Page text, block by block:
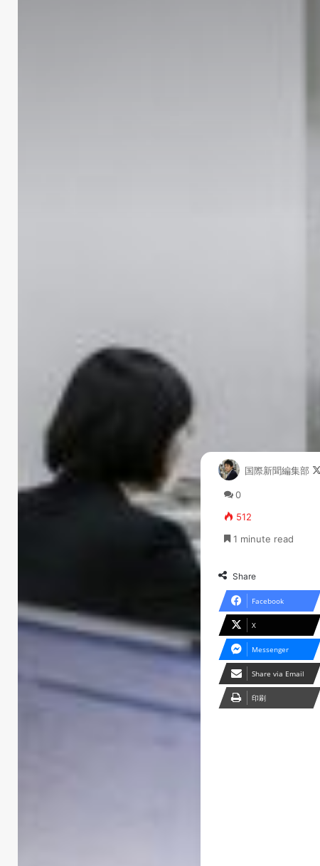
国際新聞編集部
0
512
1 minute read
Share
Facebook
X
Messenger
Share via Email
印刷